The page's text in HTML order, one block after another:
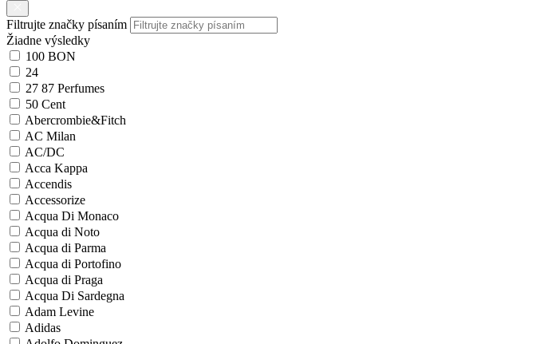
Filtrujte značky písaním
Žiadne výsledky
100 BON
24
27 87 Perfumes
50 Cent
Abercrombie&Fitch
AC Milan
AC/DC
Acca Kappa
Accendis
Accessorize
Acqua Di Monaco
Acqua di Noto
Acqua di Parma
Acqua di Portofino
Acqua di Praga
Acqua Di Sardegna
Adam Levine
Adidas